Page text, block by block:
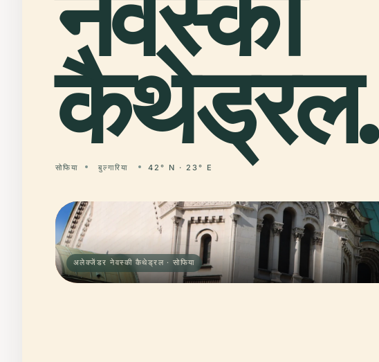
कैथेड्रल.
सोफिया बुल्गारिया 42° N · 23° E
अलेक्जेंडर नेवस्की कैथेड्रल · सोफिया